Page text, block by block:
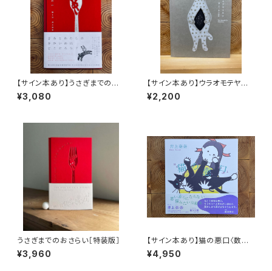
【サイン本あり】うさぎまでのお
さらい［通常版］
¥3,080
【サイン本あり】ウラオモテヤマ
ネコ
¥2,200
うさぎまでのおさらい［特装版］
¥3,960
【サイン本あり】猫の悪口〈数量
限定・オリジナルトート付き〉
¥4,950